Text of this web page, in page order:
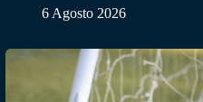
6 Agosto 2026